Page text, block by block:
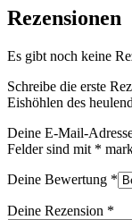
Rezensionen
Es gibt noch keine
Schreibe die erste
Eishöhlen des
Deine E-Mail-
Felder sind mit *
Deine Bewertung *
Deine Rezension *